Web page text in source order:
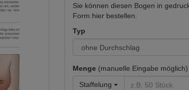
Sie können diesen Bogen in
Form hier bestellen.
Typ
Menge (manuelle Eingabe möglich)
Staffelung